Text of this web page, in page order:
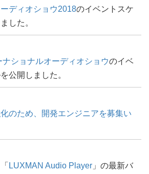
ディオショウ2018のイベントスケ
した。
ショナルオーディオショウのイベ
公開しました。
のため、開発エンジニアを募集い
LUXMAN Audio Player 」の最新バ